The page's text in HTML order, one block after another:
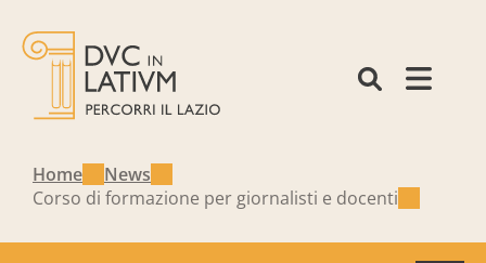
Home
News
Corso di formazione per giornalisti e docenti